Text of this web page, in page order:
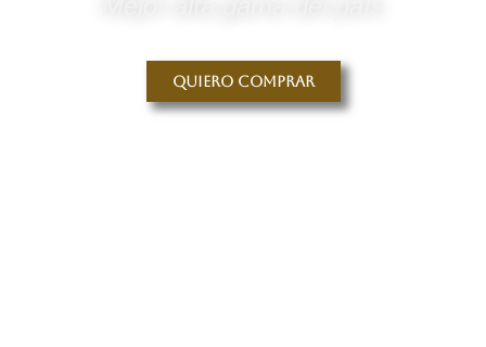
Quiero comprar